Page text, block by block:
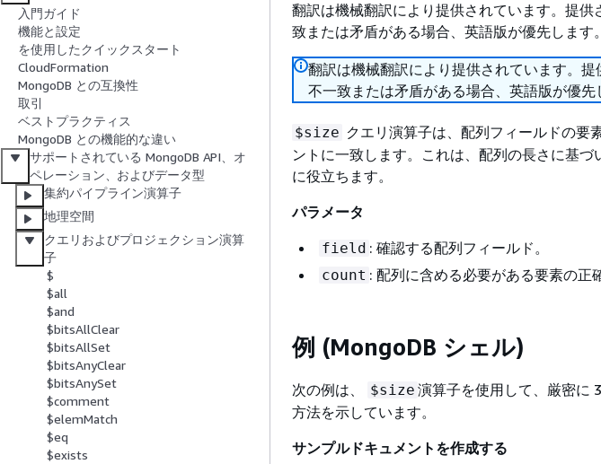
入門ガイド
機能と設定
を使用したクイックスタート
CloudFormation
MongoDB との互換性
取引
ベストプラクティス
MongoDB との機能的な違い
サポートされている MongoDB API、オ
ペレーション、およびデータ型
集約パイプライン演算子
地理空間
クエリおよびプロジェクション演算
子
$
$all
$and
$bitsAllClear
$bitsAllSet
$bitsAnyClear
$bitsAnySet
$comment
$elemMatch
$eq
$exists
翻訳は機械翻訳により提供されています。提
致または矛盾がある場合、英語版が優先します。
翻訳は機械翻訳により提供されています。提
不一致または矛盾がある場合、英語版が優先
$size クエリ演算子は、配列フィールドの要
ントに一致します。これは、配列の長さに基
に役立ちます。
パラメータ
field : 確認する配列フィールド。
count : 配列に含める必要がある要素の正
例 (MongoDB シェル)
次の例は、 $size 演算子を使用して、厳密に
方法を示しています。
サンプルドキュメントを作成する